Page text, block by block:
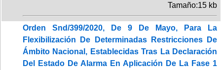
Tamaño:15 kb
Orden Snd/399/2020, De 9 De Mayo, Para La
Flexibilización De Determinadas Restricciones De
Ámbito Nacional, Establecidas Tras La Declaración
Del Estado De Alarma En Aplicación De La Fase 1